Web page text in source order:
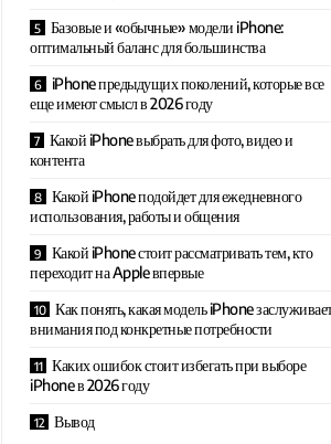
Базовые и «обычные» модели iPhone:
оптимальный баланс для большинства
iPhone предыдущих поколений, которые все
еще имеют смысл в 2026 году
Какой iPhone выбрать для фото, видео и
контента
Какой iPhone подойдет для ежедневного
использования, работы и общения
Какой iPhone стоит рассматривать тем, кто
переходит на Apple впервые
Как понять, какая модель iPhone
внимания под конкретные потребности
Каких ошибок стоит избегать при выборе
iPhone в 2026 году
Вывод